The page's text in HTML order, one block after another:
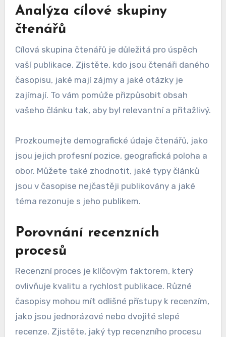
Analýza cílové skupiny
čtenářů
Cílová skupina čtenářů je důležitá pro úspěch
vaší publikace. Zjistěte, kdo jsou čtenáři daného
časopisu, jaké mají zájmy a jaké otázky je
zajímají. To vám pomůže přizpůsobit obsah
vašeho článku tak, aby byl relevantní a přitažlivý.
Prozkoumejte demografické údaje čtenářů, jako
jsou jejich profesní pozice, geografická poloha a
obor. Můžete také zhodnotit, jaké typy článků
jsou v časopise nejčastěji publikovány a jaké
téma rezonuje s jeho publikem.
Porovnání recenzních
procesů
Recenzní proces je klíčovým faktorem, který
ovlivňuje kvalitu a rychlost publikace. Různé
časopisy mohou mít odlišné přístupy k recenzím,
jako jsou jednorázové nebo dvojité slepé
recenze. Zjistěte, jaký typ recenzního procesu